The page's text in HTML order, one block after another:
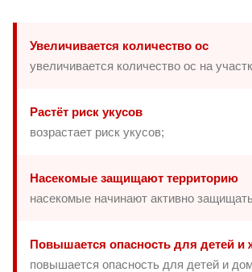
Увеличивается количество ос
увеличивается количество ос на
Растёт риск укусов
возрастает риск укусов;
Насекомые защищают территорию
насекомые начинают активно
Повышается опасность для детей и
повышается опасность для детей и